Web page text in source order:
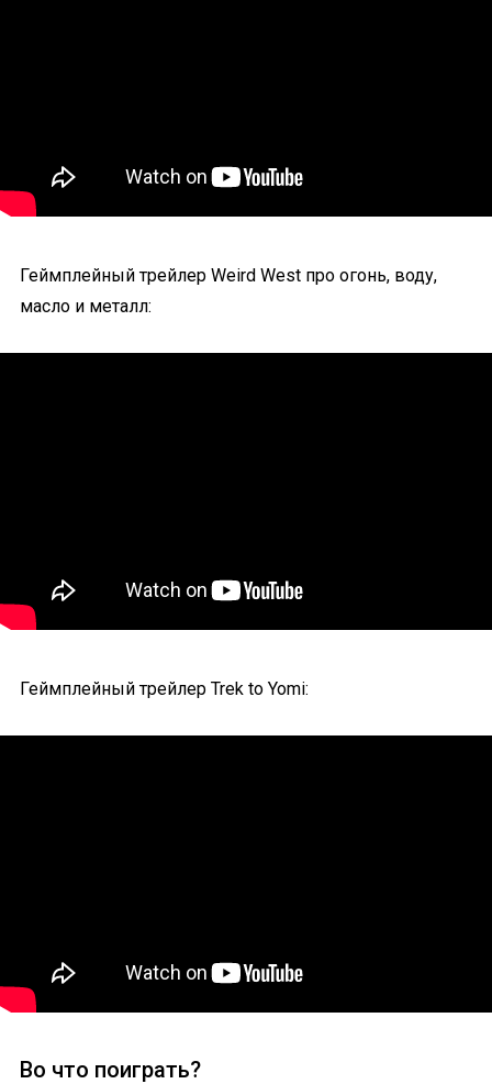
Геймплейный трейлер Weird West про огонь, воду,
масло и металл:
Геймплейный трейлер Trek to Yomi:
Во что поиграть?